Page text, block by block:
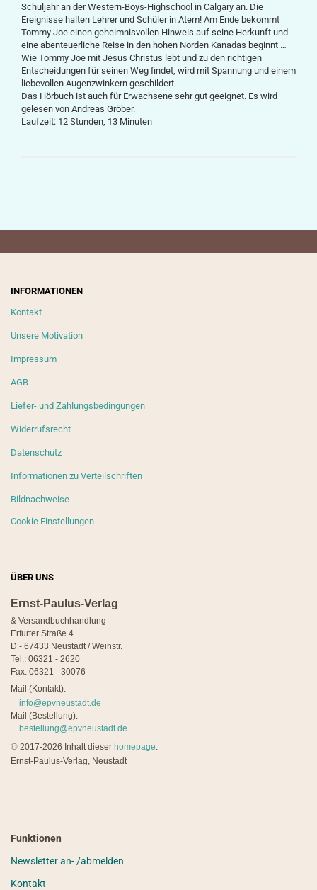
Schuljahr an der Western-Boys-Highschool in Calgary an. Die
Ereignisse halten Lehrer und Schüler in Atem! Am Ende bekommt
Tommy Joe einen geheimnisvollen Hinweis auf seine Herkunft und
eine abenteuerliche Reise in den hohen Norden Kanadas beginnt …
Wie Tommy Joe mit Jesus Christus lebt und zu den richtigen
Entscheidungen für seinen Weg findet, wird mit Spannung und einem
liebevollen Augenzwinkern geschildert.
Das Hörbuch ist auch für Erwachsene sehr gut geeignet. Es wird
gelesen von Andreas Gröber.
Laufzeit: 12 Stunden, 13 Minuten
INFORMATIONEN
Kontakt
Unsere Motivation
Impressum
AGB
Liefer- und Zahlungsbedingungen
Widerrufsrecht
Datenschutz
Informationen zu Verteilschriften
Bildnachweise
Cookie Einstellungen
ÜBER UNS
Ernst-Paulus-Verlag
& Versandbuchhandlung
Erfurter Straße 4
D - 67433 Neustadt / Weinstr.
Tel.: 06321 - 2620
Fax: 06321 - 30076
Mail (Kontakt):
info@epvneustadt.de
Mail (Bestellung):
bestellung@epvneustadt.de
© 2017-2026 Inhalt dieser homepage:
Ernst-Paulus-Verlag, Neustadt
Funktionen
Newsletter an- /abmelden
Kontakt